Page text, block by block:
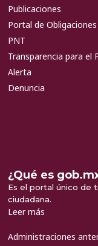
Publicaciones
Portal de
PNT
Transparencia para el
Alerta
Denuncia
¿Qué es
Es el portal único de
ciudadana.
Leer más
Administraciones